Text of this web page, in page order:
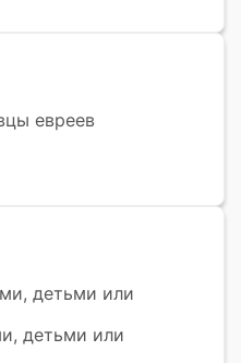
евреев
детьми или
детьми или